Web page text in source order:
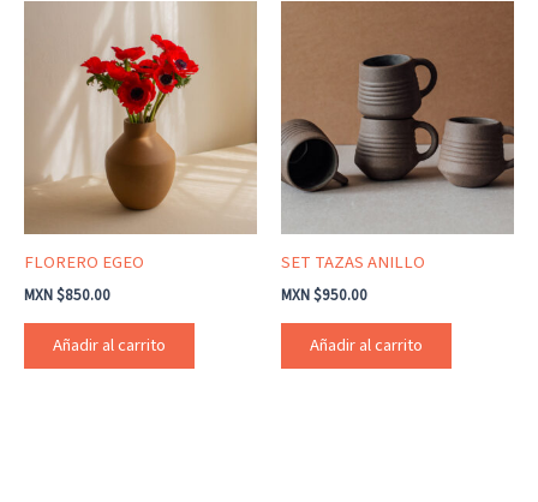
FLORERO EGEO
MXN $850.00
Añadir al carrito
SET TAZAS ANILLO
MXN $950.00
Añadir al carrito